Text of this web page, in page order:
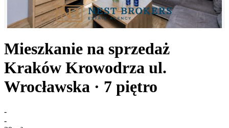
Mieszkanie na sprzedaż
Kraków Krowodrza ul.
Wrocławska · 7 piętro
-
-